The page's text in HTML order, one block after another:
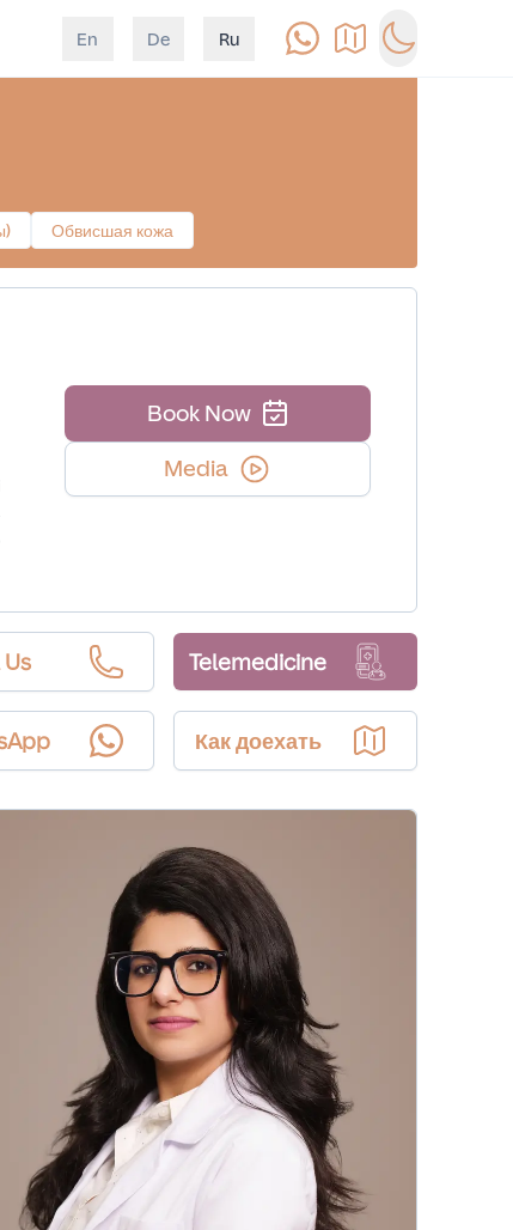
En De Ru ПозвонитьКак доехатьSwitch to
Обвисшая кожа
Book Now
Media
Telemedicine
Как доехать